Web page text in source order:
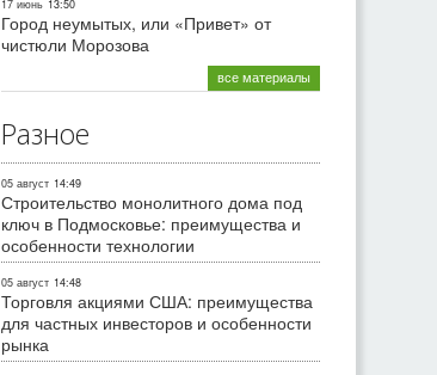
17 июнь 13:50
Город неумытых, или «Привет» от
чистюли Морозова
все материалы
Разное
05 август 14:49
Строительство монолитного дома под
ключ в Подмосковье: преимущества и
особенности технологии
05 август 14:48
Торговля акциями США: преимущества
для частных инвесторов и особенности
рынка